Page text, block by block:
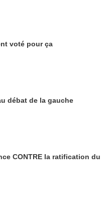
voté pour ça
débat de la gauche
CONTRE la ratification du